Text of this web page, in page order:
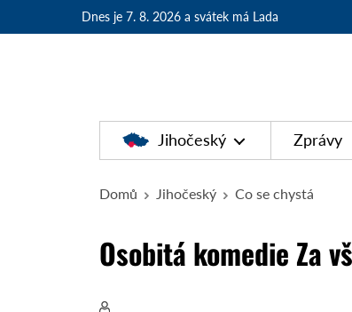
Dnes je 7. 8. 2026 a svátek má Lada
Jihočeský Zprávy
Domů Jihočeský Co se chystá
Osobitá komedie Za